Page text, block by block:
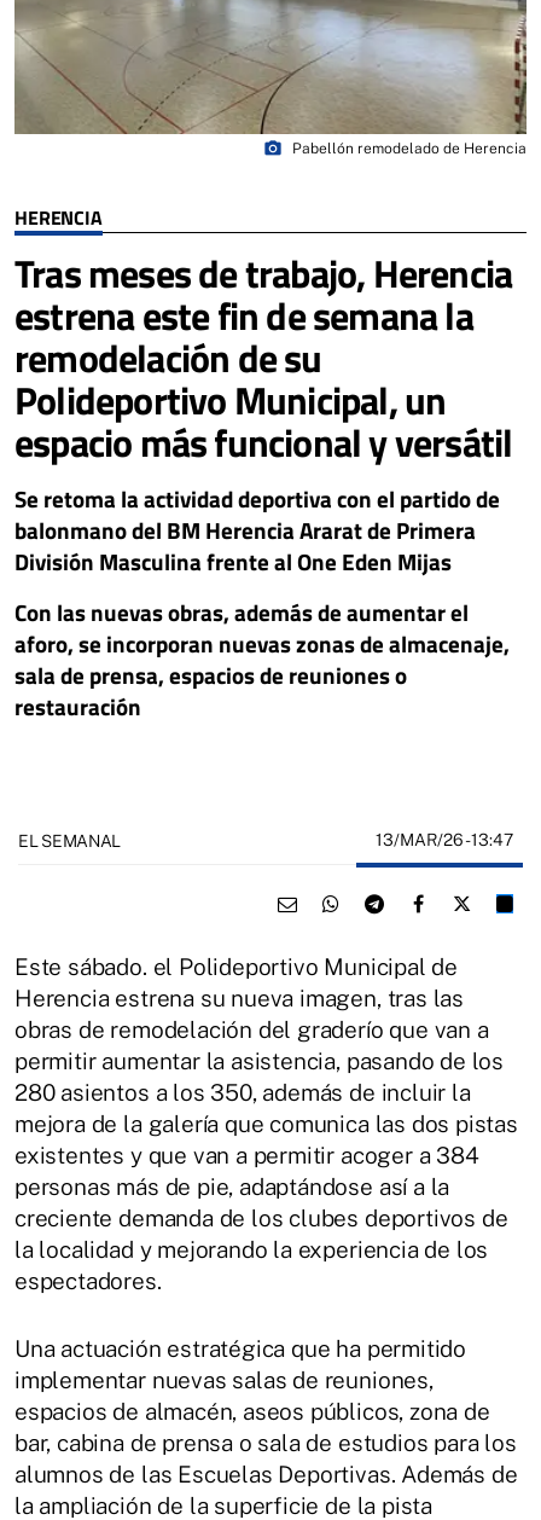
HERENCIA
Tras meses de trabajo, Herencia
estrena este fin de semana la
remodelación de su
Polideportivo Municipal, un
espacio más funcional y versátil
Se retoma la actividad deportiva con el partido de
balonmano del BM Herencia Ararat de Primera
División Masculina frente al One Eden Mijas
Con las nuevas obras, además de aumentar el
aforo, se incorporan nuevas zonas de almacenaje,
sala de prensa, espacios de reuniones o
restauración
photo_camera Pabellón remodelado de Herencia
EL SEMANAL 13/MAR/26- 13:47
Este sábado. el Polideportivo Municipal de
Herencia estrena su nueva imagen, tras las
obras de remodelación del graderío que van a
permitir aumentar la asistencia, pasando de los
280 asientos a los 350, además de incluir la
mejora de la galería que comunica las dos pistas
existentes y que van a permitir acoger a 384
personas más de pie, adaptándose así a la
creciente demanda de los clubes deportivos de
la localidad y mejorando la experiencia de los
espectadores.
Una actuación estratégica que ha permitido
implementar nuevas salas de reuniones,
espacios de almacén, aseos públicos, zona de
bar, cabina de prensa o sala de estudios para los
alumnos de las Escuelas Deportivas. Además de
la ampliación de la superficie de la pista